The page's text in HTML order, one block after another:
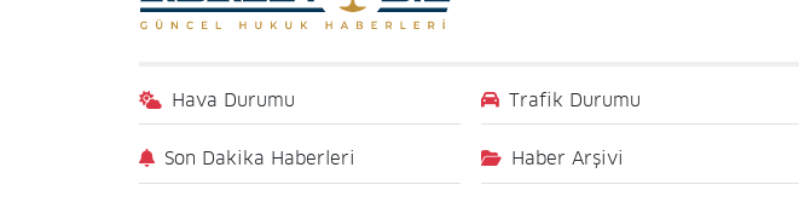
Hava Durumu Trafik Durumu
Son Dakika Haberleri Haber Arşivi